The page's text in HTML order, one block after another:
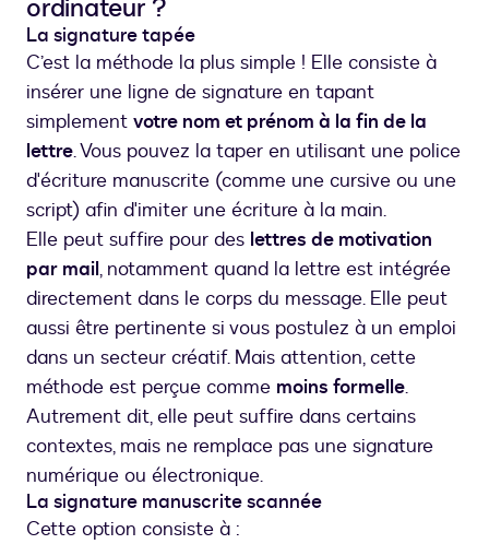
ordinateur ?
La signature tapée
C’est la méthode la plus simple ! Elle consiste à
insérer une ligne de signature en tapant
simplement votre nom et prénom à la fin de la
lettre. Vous pouvez la taper en utilisant une police
d'écriture manuscrite (comme une cursive ou une
script) afin d'imiter une écriture à la main.
Elle peut suffire pour des lettres de motivation
par mail, notamment quand la lettre est intégrée
directement dans le corps du message. Elle peut
aussi être pertinente si vous postulez à un emploi
dans un secteur créatif. Mais attention, cette
méthode est perçue comme moins formelle.
Autrement dit, elle peut suffire dans certains
contextes, mais ne remplace pas une signature
numérique ou électronique.
La signature manuscrite scannée
Cette option consiste à :